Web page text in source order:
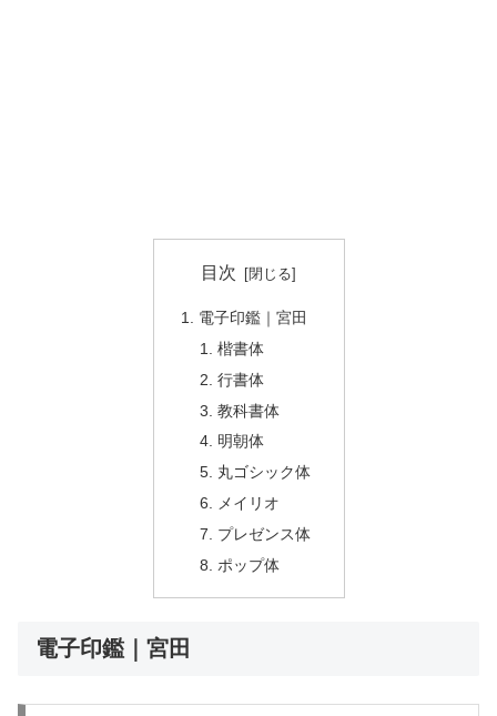
目次
電子印鑑｜宮田
楷書体
行書体
教科書体
明朝体
丸ゴシック体
メイリオ
プレゼンス体
ポップ体
電子印鑑｜宮田